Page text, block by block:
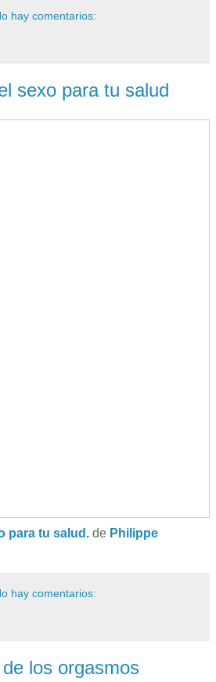
hay comentarios:
sexo para tu salud
para tu salud. de Philippe
hay comentarios:
los orgasmos